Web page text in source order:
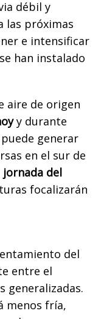
débil y
las próximas
e intensificar
han instalado
aire de origen
y durante
generar
en el sur de
jornada del
focalizarán
del
entre el
generalizadas.
menos fría,